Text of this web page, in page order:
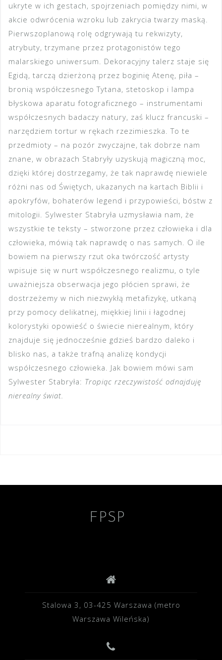
ukryte w ich gestach, spojrzeniach pomiędzy nimi, w
akcie odwrócenia wzroku lub zakrycia twarzy maską.
Pierwszoplanową rolę odgrywają tu rekwizyty,
atrybuty, trzymane przez protagonistów tego
malarskiego uniwersum. Dekoracyjny talerz staje się
Egidą, tarczą dzierżoną przez boginię Atenę, piła –
bronią współczesnego Tytana, stetoskop i lampa
błyskowa aparatu fotograficznego – instrumentami
współczesnych badaczy natury, zaś klucz francuski –
narzędziem tortur w rękach rzezimieszka. To te
przedmioty – na pozór zwyczajne, tak dobrze nam
znane, w obrazach Stabryły uzyskują magiczną moc,
dzięki której dostrzegamy, że tak naprawdę niewiele
różni nas od Świętych, ukazanych na kartach Biblii i
apokryfów, bohaterów legend i przypowieści, bóstw z
mitologii. Sylwester Stabryła uzmysławia nam, że
wszystkie te teksty – stworzone przez człowieka i dla
człowieka, mówią tak naprawdę o nas samych. O ile
bowiem na pierwszy rzut oka twórczość artysty
wpisuje się w nurt współczesnego realizmu, o tyle
uważniejsza obserwacja jego płócien sprawi, że
dostrzeżemy w nich niezwykłą metafizykę, utkaną
przy pomocy delikatnej, miękkiej linii i łagodnej
kolorystyki opowieść o świecie nierealnym, który
znajduje się jednocześnie gdzieś bardzo daleko i
blisko nas, a także trafną analizę kondycji
współczesnego człowieka. Jak bowiem mówi sam
Sylwester Stabryła: Tropiąc rzeczywistość odnajduję
nierealny świat.
FPSP
Stalowa 3, 03-425 Warszawa (metro
Warszawa Wileńska)